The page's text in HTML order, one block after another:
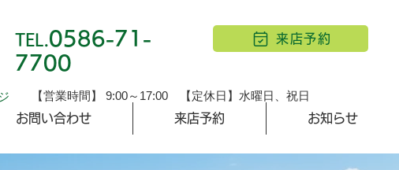
TEL. 0586-71-
7700
来店予約
【営業時間】 9:00～17:00 【定休日】水曜日、祝日
お問い合わせ 来店予約 お知らせ